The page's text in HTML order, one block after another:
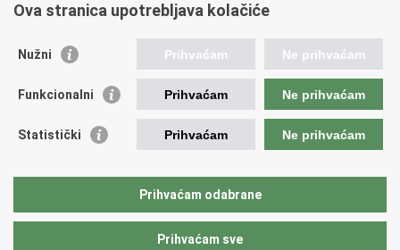
HAKOM
Ostale poveznice
Hrvatski audiovizualni centar
Creative Europe
EU National Institutes for Culture
Međunarodni centar za podvodnu arheologiju u Zadru (MCPA)
Ova stranica upotrebljava kolačiće
Nužni Prihvaćam Ne prihvaćam
Funkcionalni Prihvaćam Ne prihvaćam
Statistički Prihvaćam Ne prihvaćam
Prihvaćam odabrane
Prihvaćam sve